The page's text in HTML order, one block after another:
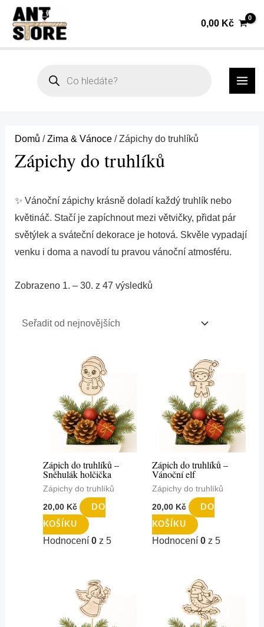
Přeskočit
obsah
0,00 Kč
Domů / Zima & Vánoce/ Zápichy do truhlíků
Zápichy do truhlíků
✨ Vánoční zápichy krásně doladí každý truhlík nebo
květináč. Stačí je zapíchnout mezi větvičky, přidat pár
světýlek a sváteční dekorace je hotová. Skvěle vypadají
venku i doma a navodí tu pravou vánoční atmosféru.
Zobrazeno 1. – 30. z 47 výsledků
Zápich do truhlíků –
Sněhulák holčička
Zápichy do truhlíků
20,00 Kč DO
KOŠÍKU
Hodnocení 0z 5
Zápich do truhlíků –
Vánoční elf
Zápichy do truhlíků
20,00 Kč DO
KOŠÍKU
Hodnocení 0 z 5